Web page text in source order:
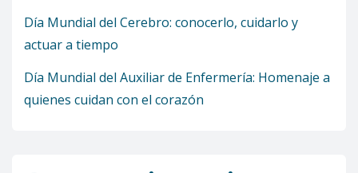
Día Mundial del Cerebro: conocerlo, cuidarlo y
actuar a tiempo
Día Mundial del Auxiliar de Enfermería: Homenaje a
quienes cuidan con el corazón